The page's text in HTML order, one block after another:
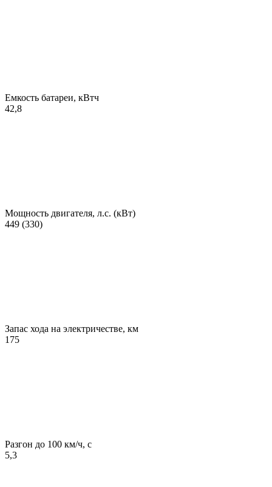
Емкость батареи, кВтч
42,8
Мощность двигателя, л.с. (кВт)
449 (330)
Запас хода на электричестве, км
175
Разгон до 100 км/ч, с
5,3